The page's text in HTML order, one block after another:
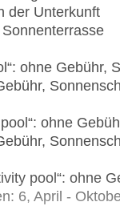
der Unterkunft
ohne Gebühr,
ohne
pool“: ohne
6, April -